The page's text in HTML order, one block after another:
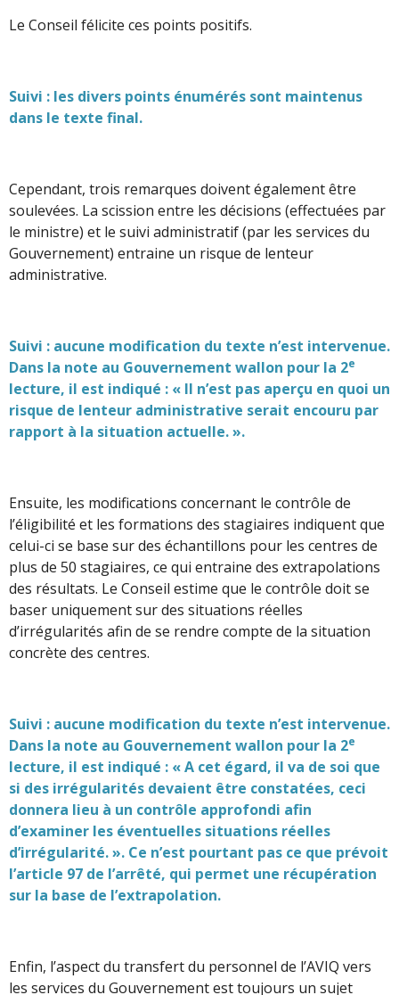
Le Conseil félicite ces points positifs.
Suivi : les divers points énumérés sont maintenus
dans le texte final.
Cependant, trois remarques doivent également être
soulevées. La scission entre les décisions (effectuées par
le ministre) et le suivi administratif (par les services du
Gouvernement) entraine un risque de lenteur
administrative.
Suivi : aucune modification du texte n’est intervenue.
Dans la note au Gouvernement wallon pour la 2e
lecture, il est indiqué : « Il n’est pas aperçu en quoi un
risque de lenteur administrative serait encouru par
rapport à la situation actuelle. ».
Ensuite, les modifications concernant le contrôle de
l’éligibilité et les formations des stagiaires indiquent que
celui-ci se base sur des échantillons pour les centres de
plus de 50 stagiaires, ce qui entraine des extrapolations
des résultats. Le Conseil estime que le contrôle doit se
baser uniquement sur des situations réelles
d’irrégularités afin de se rendre compte de la situation
concrète des centres.
Suivi : aucune modification du texte n’est intervenue.
Dans la note au Gouvernement wallon pour la 2e
lecture, il est indiqué : « A cet égard, il va de soi que
si des irrégularités devaient être constatées, ceci
donnera lieu à un contrôle approfondi afin
d’examiner les éventuelles situations réelles
d’irrégularité. ». Ce n’est pourtant pas ce que prévoit
l’article 97 de l’arrêté, qui permet une récupération
sur la base de l’extrapolation.
Enfin, l’aspect du transfert du personnel de l’AVIQ vers
les services du Gouvernement est toujours un sujet